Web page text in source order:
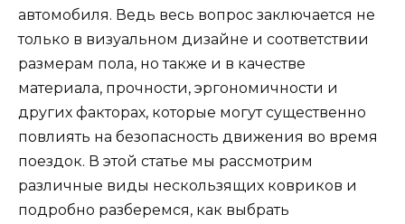
автомобиля. Ведь весь вопрос заключается не
только в визуальном дизайне и соответствии
размерам пола, но также и в качестве
материала, прочности, эргономичности и
других факторах, которые могут существенно
повлиять на безопасность движения во время
поездок. В этой статье мы рассмотрим
различные виды нескользящих ковриков и
подробно разберемся, как выбрать